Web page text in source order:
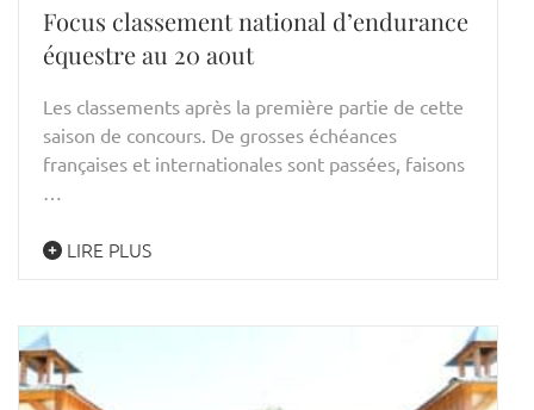
Focus classement national d’endurance
équestre au 20 aout
Les classements après la première partie de cette
saison de concours. De grosses échéances
françaises et internationales sont passées, faisons
…
LIRE PLUS